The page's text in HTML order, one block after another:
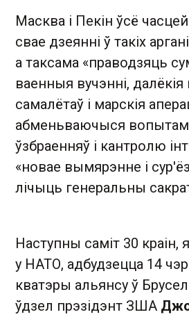
Масква і Пекін ўсё
свае дзеянні ў такіх
а таксама «праводзяць
ваенныя вучэнні,
самалётаў і марскія
абменьваючыся вопытам
ўзбраенняў і кантролю
«новае вымярэнне і
лічыць генеральны
Наступны саміт 30 краін,
у НАТО, адбудзецца 14
кватэры альянсу ў
ўдзел прэзідэнт ЗША